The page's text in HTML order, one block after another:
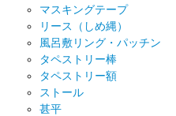
マスキングテープ
リース（しめ縄）
風呂敷リング・パッチン
タペストリー棒
タペストリー額
ストール
甚平